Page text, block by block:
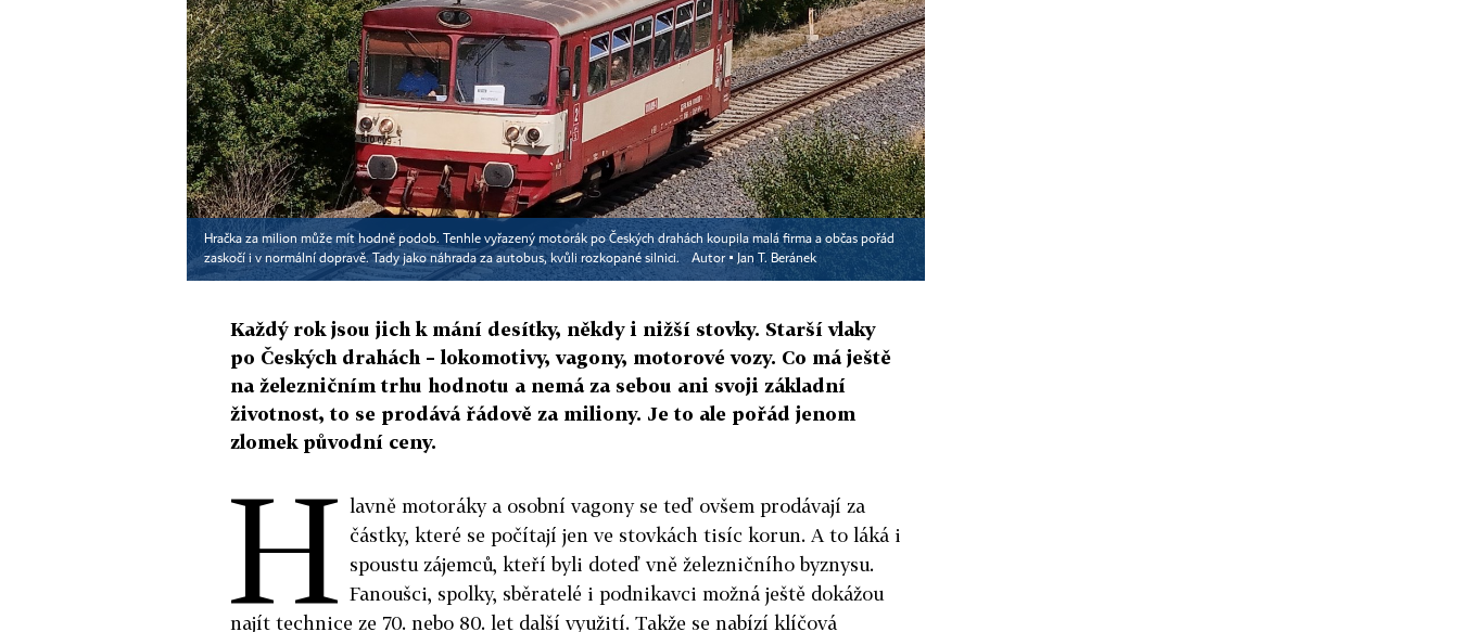
Hračka za milion může mít hodně podob. Tenhle vyřazený motorák po Českých drahách koupila malá firma a občas pořád
zaskočí i v normální dopravě. Tady jako náhrada za autobus, kvůli rozkopané silnici.
Autor ▪ Jan T. Beránek
Každý rok jsou jich k mání desítky, někdy i nižší stovky. Starší vlaky
po Českých drahách – lokomotivy, vagony, motorové vozy. Co má ještě
na železničním trhu hodnotu a nemá za sebou ani svoji základní
životnost, to se prodává řádově za miliony. Je to ale pořád jenom
zlomek původní ceny.
H lavně motoráky a osobní vagony se teď ovšem prodávají za
částky, které se počítají jen ve stovkách tisíc korun. A to láká i
spoustu zájemců, kteří byli doteď vně železničního byznysu.
Fanoušci, spolky, sběratelé i podnikavci možná ještě dokážou
najít technice ze 70. nebo 80. let další využití. Takže se nabízí klíčová